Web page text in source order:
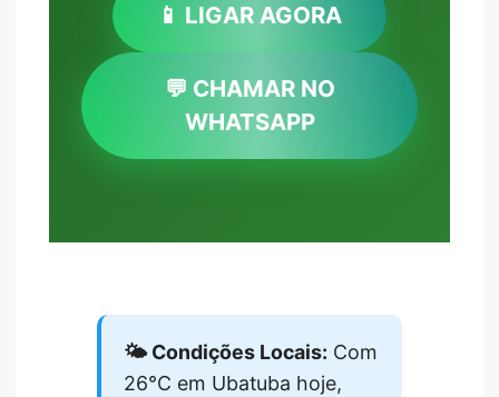
📱 LIGAR AGORA
💬 CHAMAR NO
WHATSAPP
🌤️ Condições Locais: Com
26°C em Ubatuba hoje,